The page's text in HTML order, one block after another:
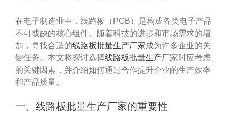
在电子制造业中，线路板（PCB）是构成各类电子产品
不可或缺的核心组件。随着科技的进步和市场需求的增
加，寻找合适的线路板批量生产厂家成为许多企业的关
键任务。本文将探讨选择线路板批量生产厂家时应考虑
的关键因素，并介绍如何通过合作提升企业的生产效率
和产品质量。
一、线路板批量生产厂家的重要性